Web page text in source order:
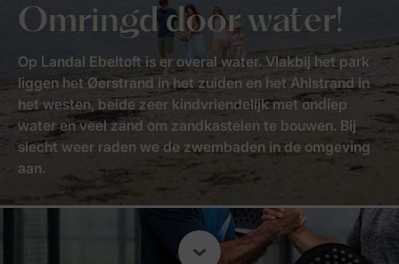
Omringd door water!
Op Landal Ebeltoft is er overal water. Vlakbij het park
liggen het Øerstrand in het zuiden en het Ahlstrand in
het westen, beide zeer kindvriendelijk met ondiep
water en veel zand om zandkastelen te bouwen. Bij
slecht weer raden we de zwembaden in de omgeving
aan.